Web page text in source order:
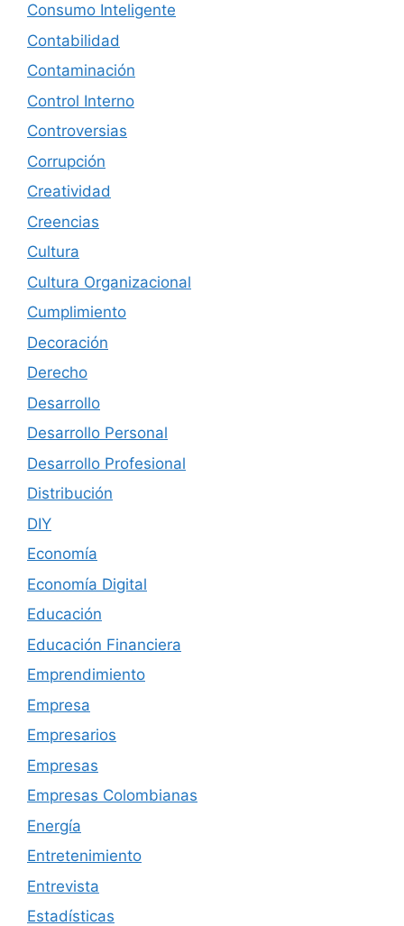
Consumo Inteligente
Contabilidad
Contaminación
Control Interno
Controversias
Corrupción
Creatividad
Creencias
Cultura
Cultura Organizacional
Cumplimiento
Decoración
Derecho
Desarrollo
Desarrollo Personal
Desarrollo Profesional
Distribución
DIY
Economía
Economía Digital
Educación
Educación Financiera
Emprendimiento
Empresa
Empresarios
Empresas
Empresas Colombianas
Energía
Entretenimiento
Entrevista
Estadísticas